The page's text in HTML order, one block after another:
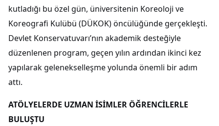
kutladığı bu özel gün, üniversitenin Koreoloji ve
Koreografi Kulübü (DÜKOK) öncülüğünde gerçekleşti.
Devlet Konservatuvarı’nın akademik desteğiyle
düzenlenen program, geçen yılın ardından ikinci kez
yapılarak gelenekselleşme yolunda önemli bir adım
attı.
ATÖLYELERDE UZMAN İSİMLER ÖĞRENCİLERLE
BULUŞTU